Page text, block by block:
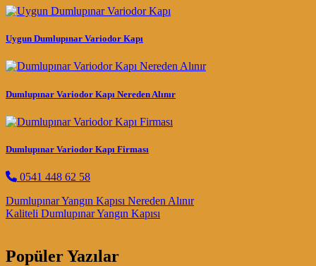
Uygun Dumlupınar Variodor Kapı
Dumlupınar Variodor Kapı Nereden Alınır
Dumlupınar Variodor Kapı Firması
0541 448 62 58
Post navigation
Dumlupınar Yangın Kapısı Nereden Alınır
Kaliteli Dumlupınar Yangın Kapısı
Popüler Yazılar